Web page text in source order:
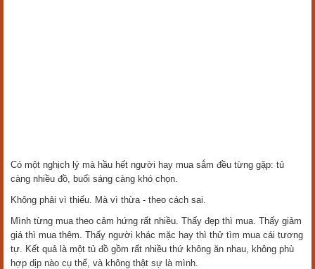
Có một nghịch lý mà hầu hết người hay mua sắm đều từng gặp: tủ
càng nhiều đồ, buổi sáng càng khó chọn.
Không phải vì thiếu. Mà vì thừa - theo cách sai.
Mình từng mua theo cảm hứng rất nhiều. Thấy đẹp thì mua. Thấy giảm
giá thì mua thêm. Thấy người khác mặc hay thì thử tìm mua cái tương
tự. Kết quả là một tủ đồ gồm rất nhiều thứ không ăn nhau, không phù
hợp dịp nào cụ thể, và không thật sự là mình.